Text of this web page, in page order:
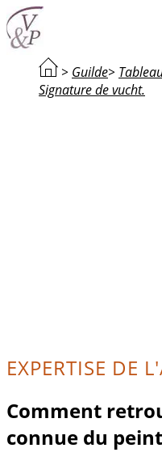
> Guilde>
Signature de vucht.
EXPERTISE DE
Comment
connue du